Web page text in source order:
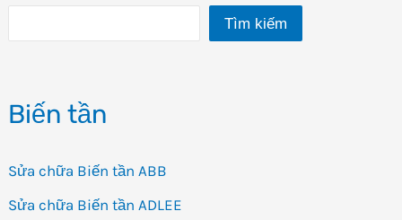
Tìm kiếm
Biến tần
Sửa chữa Biến tần ABB
Sửa chữa Biến tần ADLEE